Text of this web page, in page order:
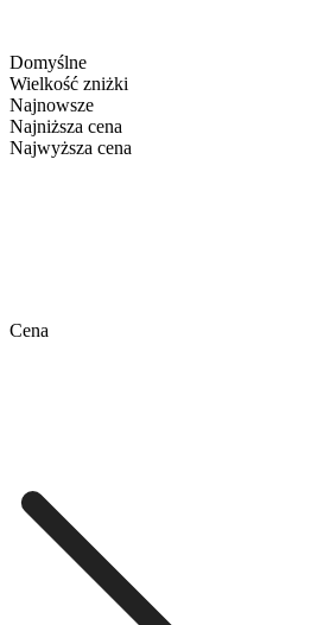
Domyślne
Wielkość zniżki
Najnowsze
Najniższa cena
Najwyższa cena
Cena